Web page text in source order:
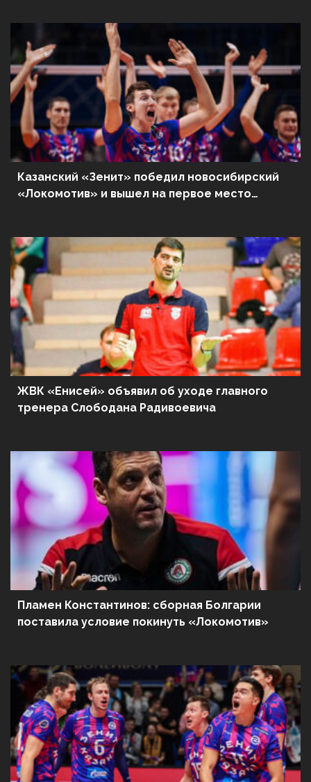
Казанский «Зенит» победил новосибирский
«Локомотив» и вышел на первое место
ЖВК «Енисей» объявил об уходе главного
тренера Слободана Радивоевича
Пламен Константинов: сборная Болгарии
поставила условие покинуть «Локомотив»